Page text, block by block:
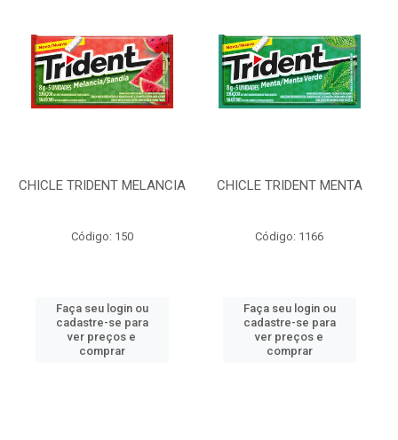
CHICLE TRIDENT MELANCIA
Código: 150
Faça seu login ou
cadastre-se para
ver preços e
comprar
CHICLE TRIDENT MENTA
Código: 1166
Faça seu login ou
cadastre-se para
ver preços e
comprar